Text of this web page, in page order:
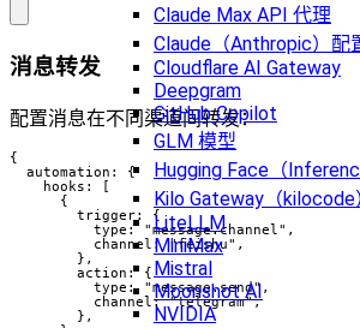
Claude Max API 代理
Claude（Anthropic）配
Cloudflare AI Gateway
Deepgram
GitHub Copilot
GLM 模型
Hugging Face（
Kilo Gateway（kilocode
LiteLLM
MiniMax
Mistral
Moonshot AI
NVIDIA
消息转发
配置消息在不同渠道间转发：
{
  automation: {
    hooks: [
      {
        trigger: {
          type: "message.channel",
          channel: "feishu",
        },
        action: {
          type: "message.send",
          channel: "telegram",
        },